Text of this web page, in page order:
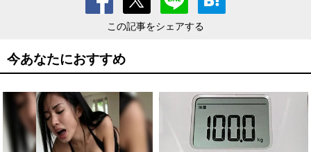
この記事をシェアする
今あなたにおすすめ